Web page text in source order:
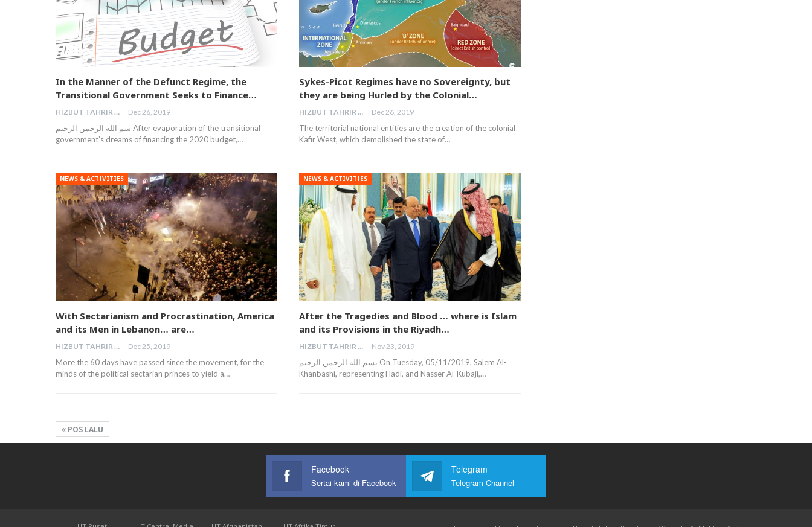
In the Manner of the Defunct Regime, the
Transitional Government Seeks to Finance…
HIZBUT TAHRIR MALAYSIA Dec 26, 2019
سم الله الرحمن الرحيم After evaporation of the transitional
government’s dreams of financing the 2020 budget,…
Sykes-Picot Regimes have no Sovereignty, but
they are being Hurled by the Colonial…
HIZBUT TAHRIR MALAYSIA Dec 26, 2019
The territorial national entities are the creation of the colonial
Kafir West, which demolished the state of…
NEWS & ACTIVITIES
With Sectarianism and Procrastination, America
and its Men in Lebanon… are…
HIZBUT TAHRIR MALAYSIA Dec 25, 2019
More the 60 days have passed since the movement, for the
minds of the political sectarian princes to yield a…
NEWS & ACTIVITIES
After the Tragedies and Blood … where is Islam
and its Provisions in the Riyadh…
HIZBUT TAHRIR MALAYSIA Nov 23, 2019
بسم الله الرحمن الرحيم On Tuesday, 05/11/2019, Salem Al-
Khanbashi, representing Hadi, and Nasser Al-Kubaji,…
POS LALU
Facebook
Sertai kami di Facebook
Telegram
Telegram Channel